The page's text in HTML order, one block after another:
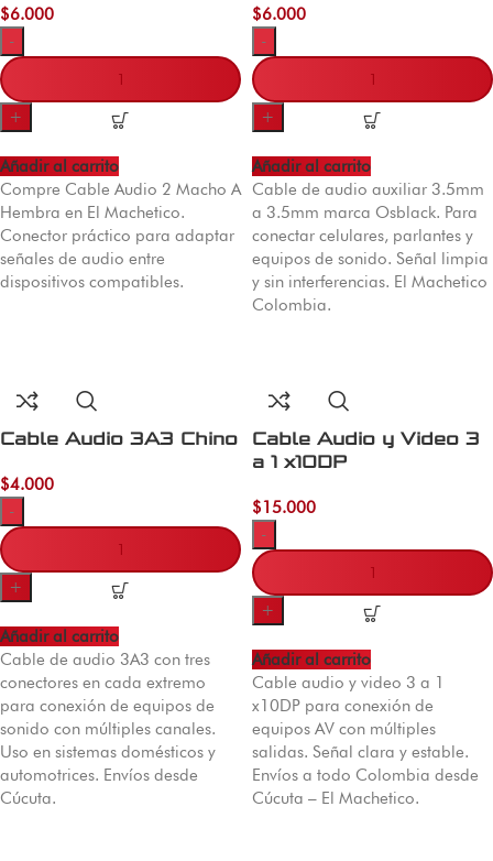
$6.000
-
+
Añadir al carrito
Compre Cable Audio 2 Macho A
Hembra en El Machetico.
Conector práctico para adaptar
señales de audio entre
dispositivos compatibles.
$6.000
-
+
Añadir al carrito
Cable de audio auxiliar 3.5mm
a 3.5mm marca Osblack. Para
conectar celulares, parlantes y
equipos de sonido. Señal limpia
y sin interferencias. El Machetico
Colombia.
Cable Audio 3A3 Chino
$4.000
-
+
Añadir al carrito
Cable de audio 3A3 con tres
conectores en cada extremo
para conexión de equipos de
sonido con múltiples canales.
Uso en sistemas domésticos y
automotrices. Envíos desde
Cúcuta.
Cable Audio y Video 3
a 1 x10DP
$15.000
-
+
Añadir al carrito
Cable audio y video 3 a 1
x10DP para conexión de
equipos AV con múltiples
salidas. Señal clara y estable.
Envíos a todo Colombia desde
Cúcuta – El Machetico.